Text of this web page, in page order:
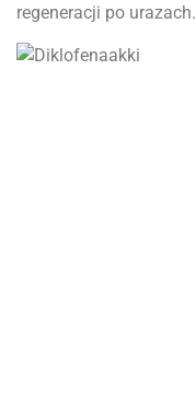
regeneracji po urazach.